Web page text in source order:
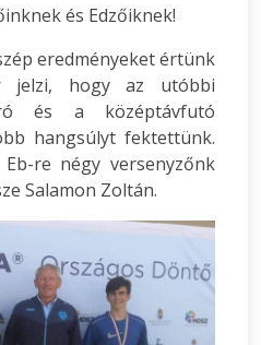
és Edzőiknek!
eredményeket értünk
jelzi, hogy az utóbbi
és a középtávfutó
hangsúlyt fektettünk.
re négy versenyzőnk
Salamon Zoltán.